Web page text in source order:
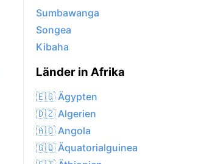
Sumbawanga
Songea
Kibaha
Länder in Afrika
🇪🇬 Ägypten
🇩🇿 Algerien
🇦🇴 Angola
🇬🇶 Äquatorialguinea